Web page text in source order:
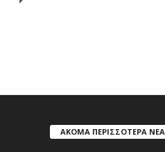
ΑΚΟΜΑ ΠΕΡΙΣΣΟΤΕΡΑ ΝΕΑ